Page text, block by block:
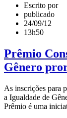
Escrito por
publicado
24/09/12
13h50
Prêmio
Gênero
As inscrições para
a Igualdade de
Prêmio é uma